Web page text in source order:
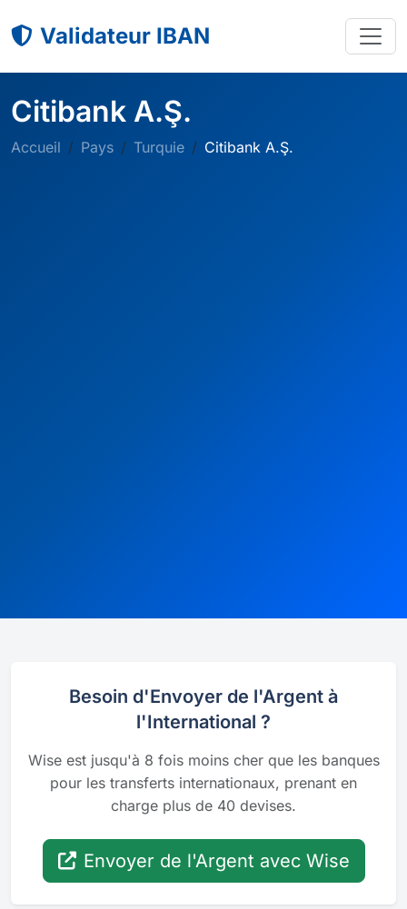
Validateur IBAN
Citibank A.Ş.
Accueil Pays Turquie Citibank A.Ş.
Besoin d'Envoyer de l'Argent à
l'International ?
Wise est jusqu'à 8 fois moins cher que les banques
pour les transferts internationaux, prenant en
charge plus de 40 devises.
Envoyer de l'Argent avec Wise